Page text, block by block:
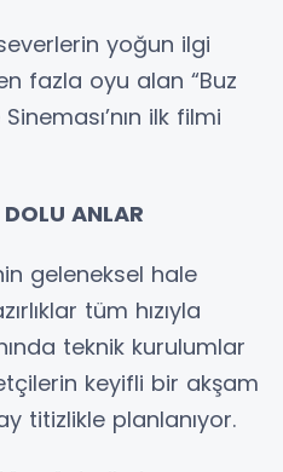
yoğun ilgi
fazla oyu alan “Buz
ilk filmi
ANLAR
geleneksel hale
tüm hızıyla
teknik kurulumlar
keyifli bir akşam
titizlikle planlanıyor.